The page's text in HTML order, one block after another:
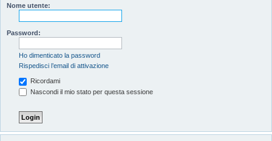
Nome utente:
Password:
Ho dimenticato la password
Rispedisci l’email di attivazione
Ricordami
Nascondi il mio stato per questa sessione